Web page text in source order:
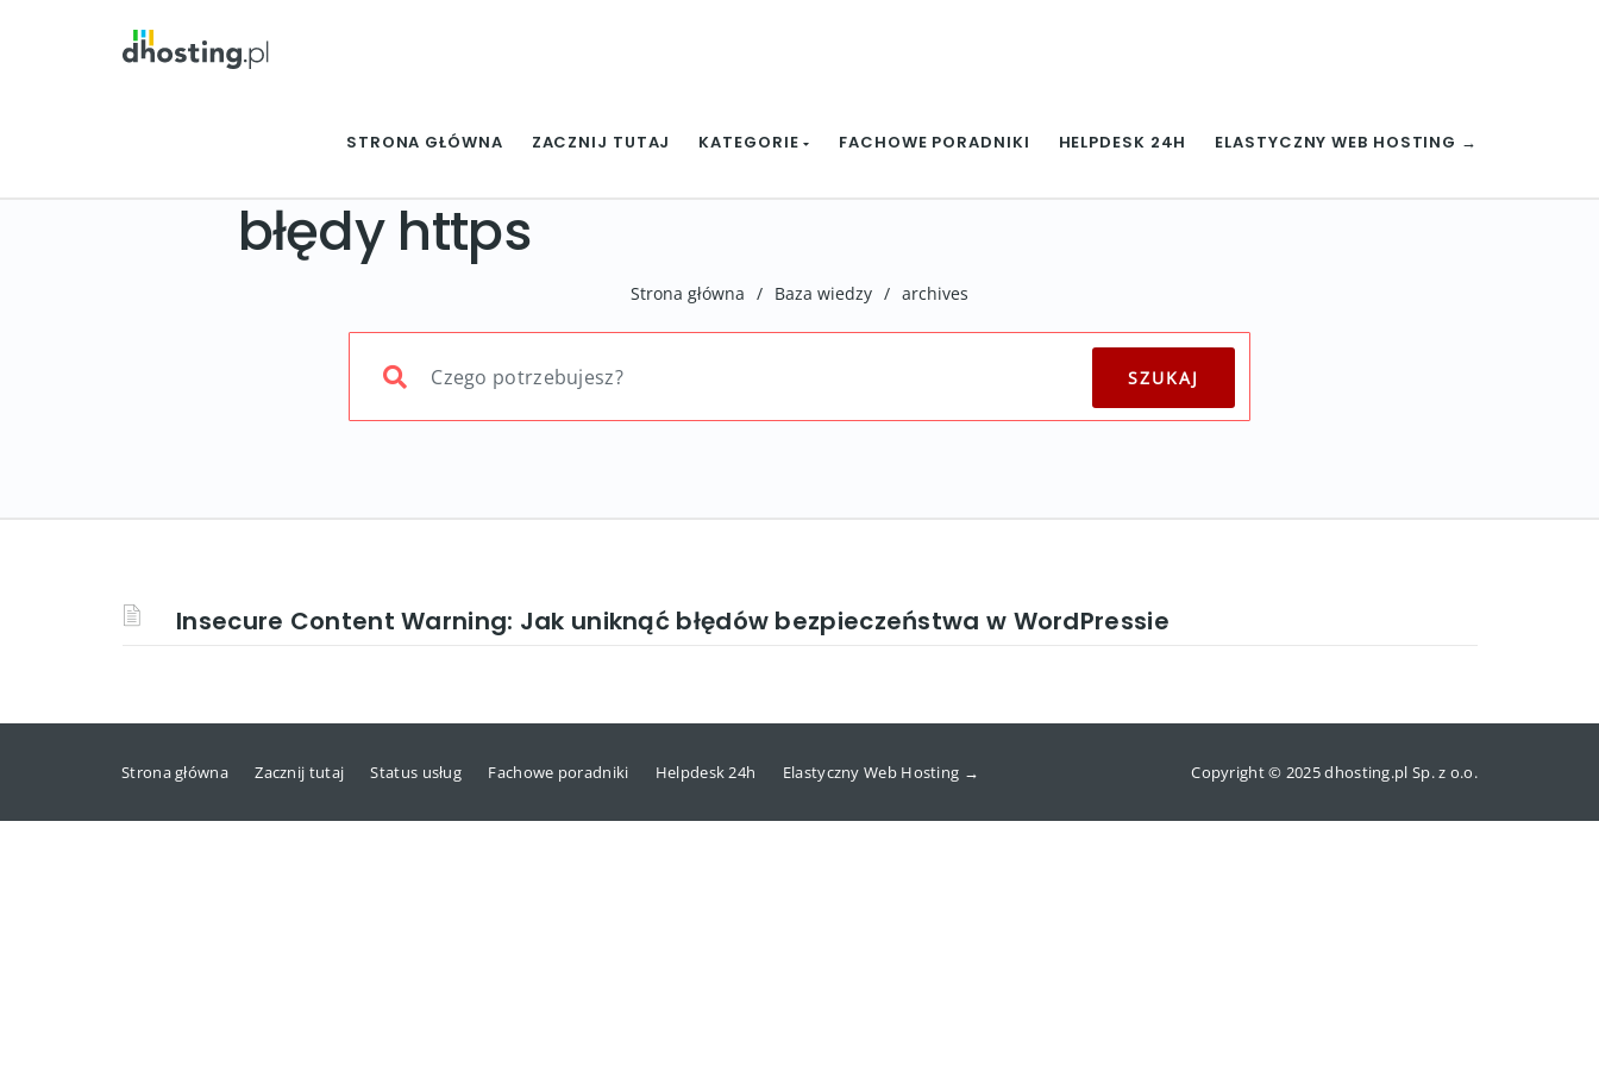
STRONA GŁÓWNA ZACZNIJ TUTAJ KATEGORIE FACHOWE PORADNIKI HELPDESK 24H ELASTYCZNY WEB HOSTING →
błędy https
Strona główna / Baza wiedzy / archives
Insecure Content Warning: Jak uniknąć błędów bezpieczeństwa w WordPressie
Strona główna Zacznij tutaj Status usług Fachowe poradniki Helpdesk 24h Elastyczny Web Hosting → Copyright © 2025 dhosting.pl Sp. z o.o.